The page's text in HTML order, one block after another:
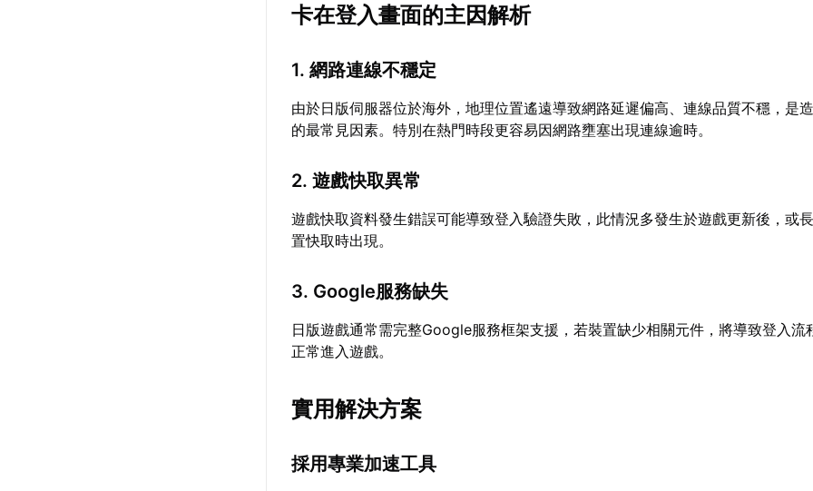
卡在登入畫面的主因解析
1. 網路連線不穩定
由於日版伺服器位於海外，地理位置遙遠導致網路延遲偏高、連線品質不穩，是
的最常見因素。特別在熱門時段更容易因網路壅塞出現連線逾時。
2. 遊戲快取異常
遊戲快取資料發生錯誤可能導致登入驗證失敗，此情況多發生於遊戲更新後，或
置快取時出現。
3. Google服務缺失
日版遊戲通常需完整Google服務框架支援，若裝置缺少相關元件，將導致登入流
正常進入遊戲。
實用解決方案
採用專業加速工具